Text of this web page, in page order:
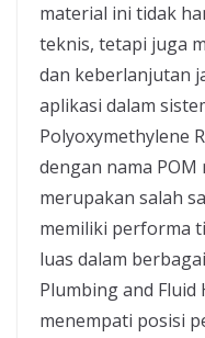
material ini tidak
teknis, tetapi juga
dan keberlanjutan
aplikasi dalam
Polyoxymethylene
dengan nama
merupakan salah
memiliki performa
luas dalam
Plumbing and
menempati posisi